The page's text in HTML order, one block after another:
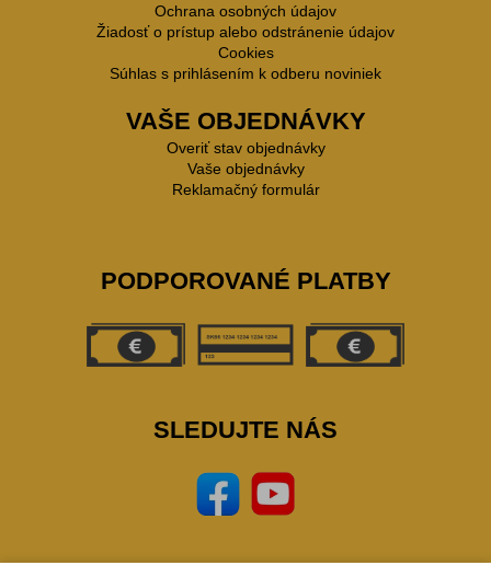
Ochrana osobných údajov
Žiadosť o prístup alebo odstránenie údajov
Cookies
Súhlas s prihlásením k odberu noviniek
VAŠE OBJEDNÁVKY
Overiť stav objednávky
Vaše objednávky
Reklamačný formulár
PODPOROVANÉ PLATBY
SLEDUJTE NÁS